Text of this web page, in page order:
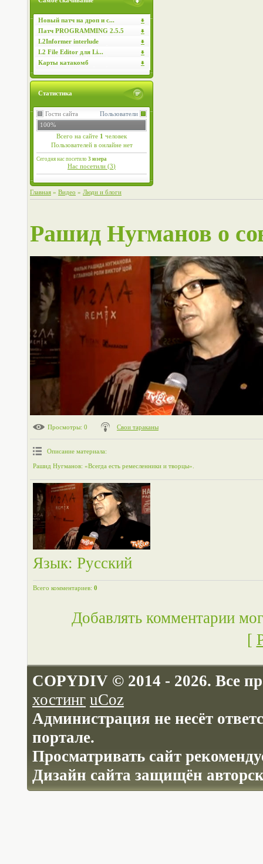
Новый патч на дроп и с...
Патч PROGRAMMING 2.5.5
L2Informer interlude
L2 File Editor для Li...
Карты катакомб
Статистика
Пользователи
Гости сайта
100%
Всего на сайте 1 человек
Пользователей в онлайне нет
Сегодня нас посетило 3 юзера
Нас посетили (3)
Главная » Видео » Люди и блоги
Рашид Нугманов о
Просмотры: 0 Свои тараканы
Описание материала:
Рашид Нугманов: «Всегда есть ремесленники и творцы».
Язык: Русский
Всего комментариев: 0
Добавлять комментарии
[
COPYDIV © 2014 - 2026. Все
хостинг uCoz
Администрация не несёт
портале.
Просматривать сайт
Дизайн сайта защищён